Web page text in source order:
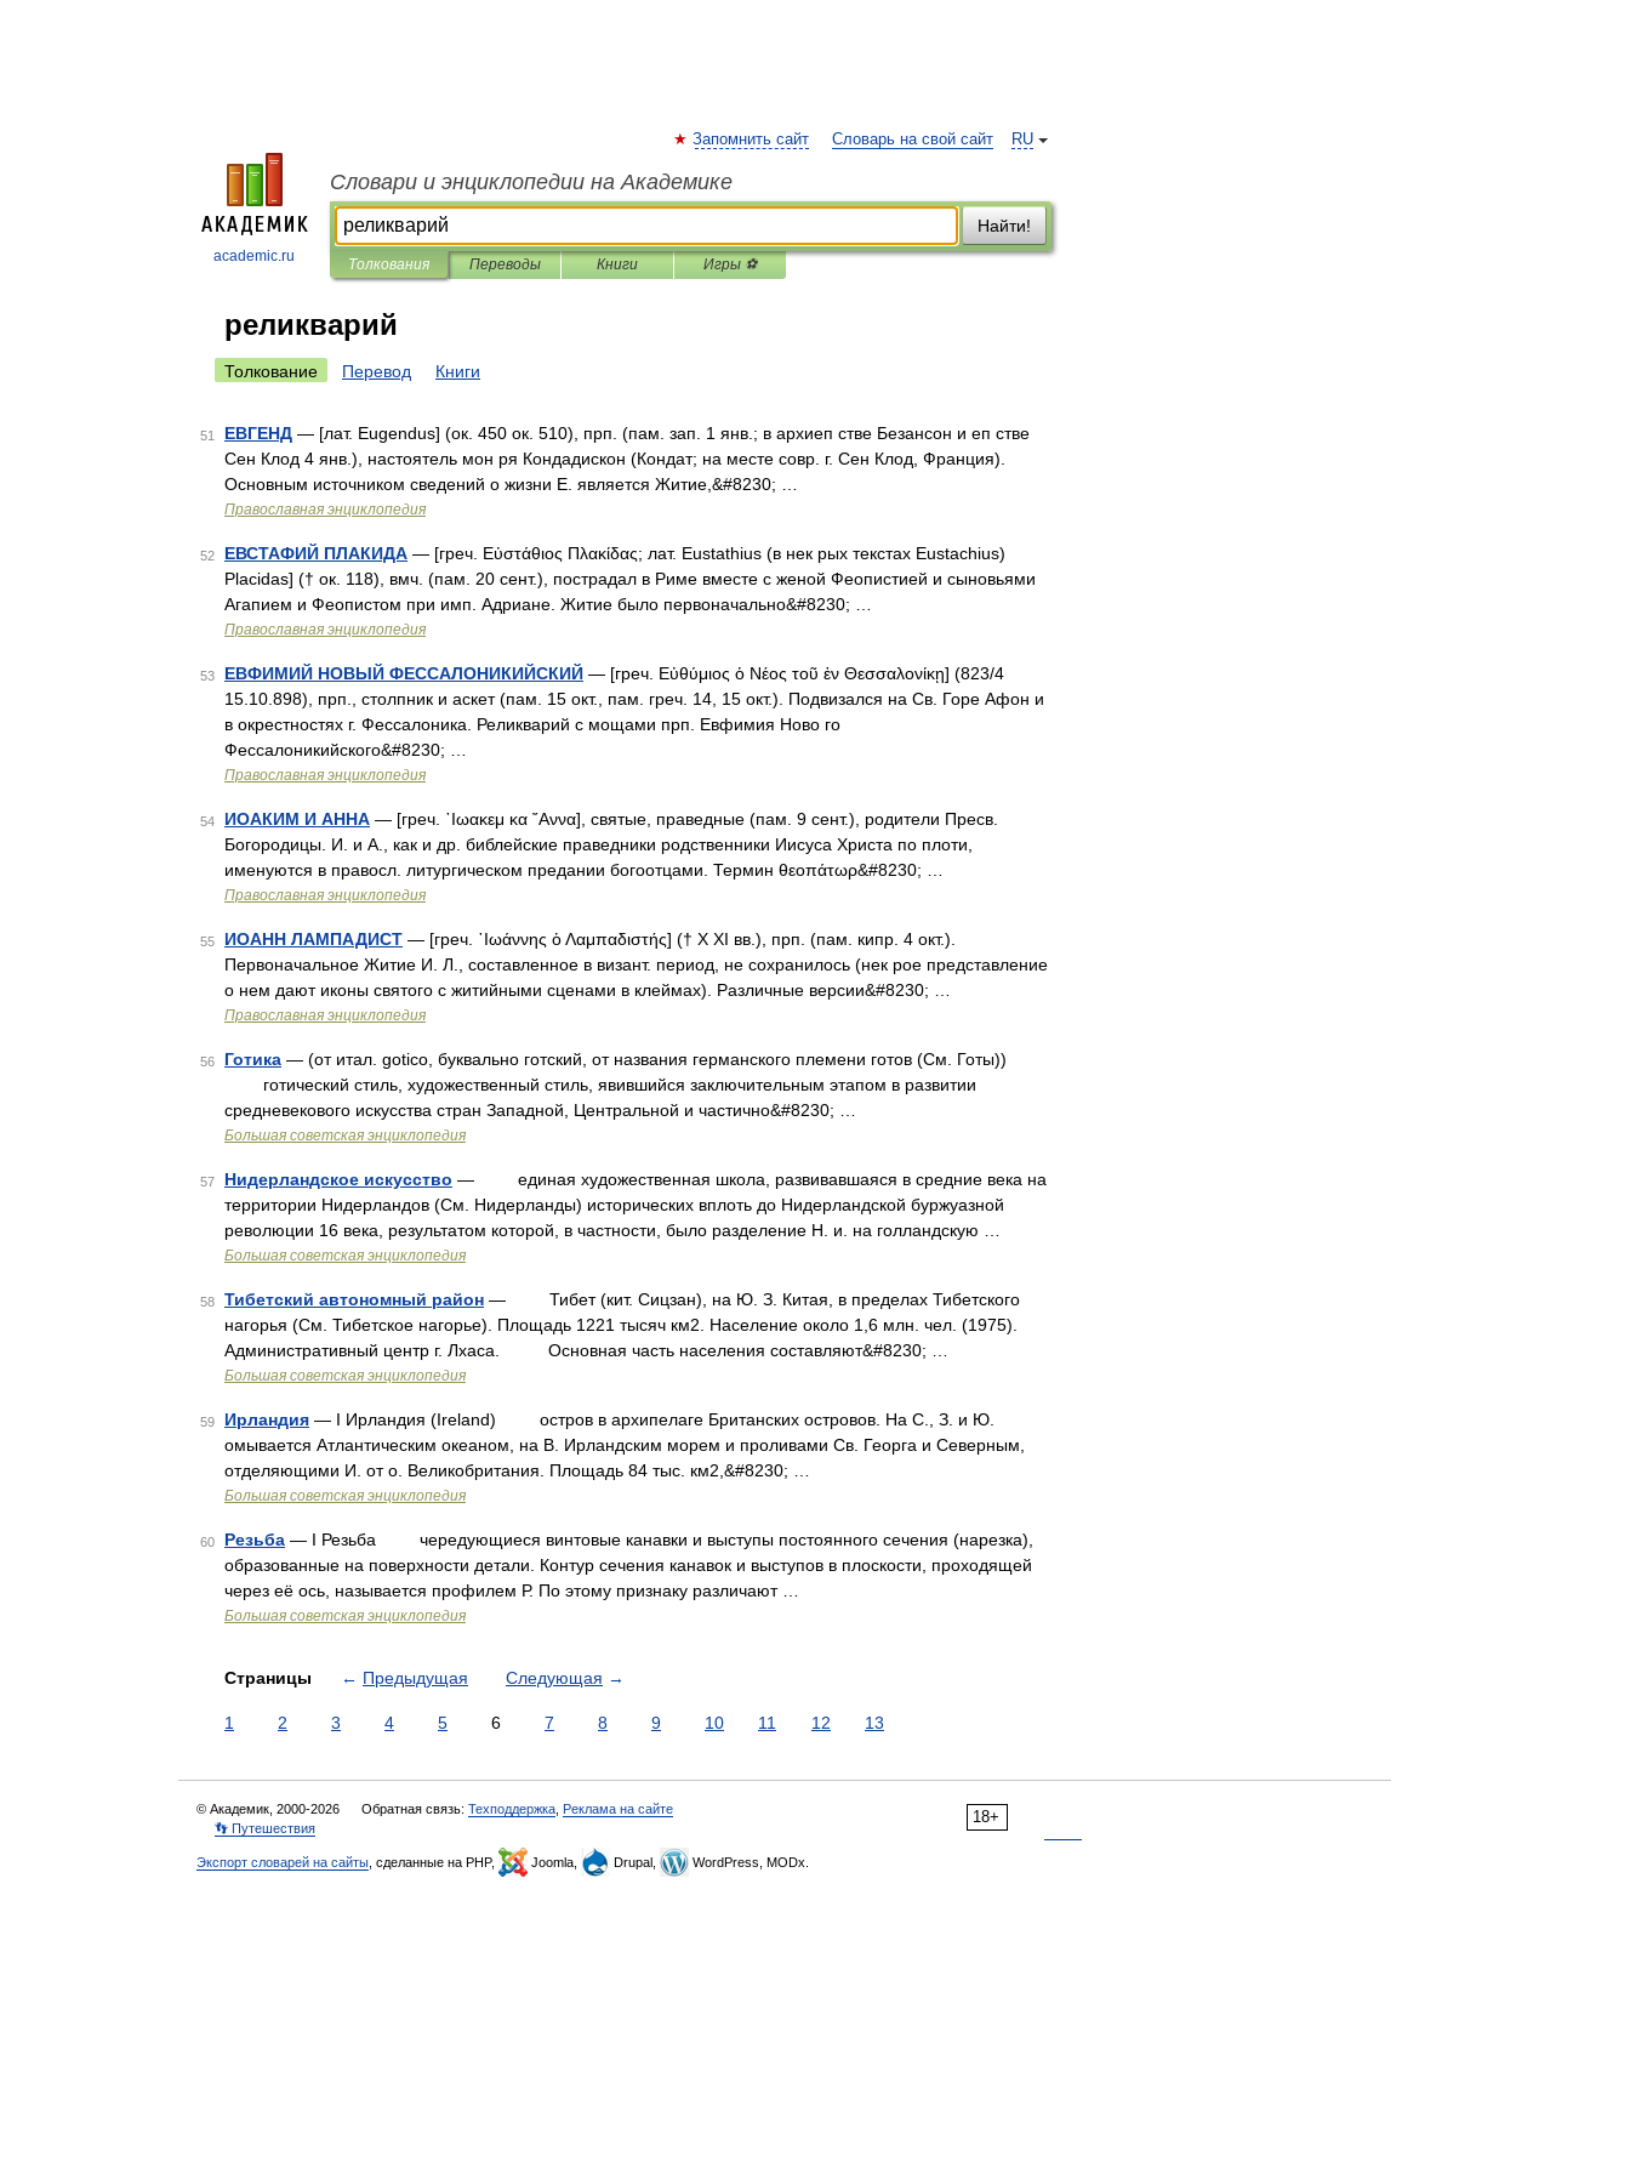
academic.ru
RU
Запомнить сайт Словарь на свой сайт
Словари и энциклопедии на Академике
Найти!
Толкования Переводы Книги Игры ⚽
реликварий
Толкование Перевод Книги
51 ЕВГЕНД — [лат. Eugendus] (ок. 450 ок. 510), прп. (пам. зап. 1 янв.; в архиеп стве Безансон и еп стве
Сен Клод 4 янв.), настоятель мон ря Кондадискон (Кондат; на месте совр. г. Сен Клод, Франция).
Основным источником сведений о жизни Е. является Житие,&#8230; …
Православная энциклопедия
52 ЕВСТАФИЙ ПЛАКИДА — [греч. Εὐστάθιος Πλακίδας; лат. Еustathius (в нек рых текстах Eustachius)
Placidas] († ок. 118), вмч. (пам. 20 сент.), пострадал в Риме вместе с женой Феопистией и сыновьями
Агапием и Феопистом при имп. Адриане. Житие было первоначально&#8230; …
Православная энциклопедия
53 ЕВФИМИЙ НОВЫЙ ФЕССАЛОНИКИЙСКИЙ — [греч. Εὐθύμιος ὁ Νέος τοῦ ἐν Θεσσαλονίκῃ] (823/4
15.10.898), прп., столпник и аскет (пам. 15 окт., пам. греч. 14, 15 окт.). Подвизался на Св. Горе Афон и
в окрестностях г. Фессалоника. Реликварий с мощами прп. Евфимия Ново го
Фессалоникийского&#8230; …
Православная энциклопедия
54 ИОАКИМ И АННА — [греч. ᾿Ιωακεμ κα ῎Αννα], святые, праведные (пам. 9 сент.), родители Пресв.
Богородицы. И. и А., как и др. библейские праведники родственники Иисуса Христа по плоти,
именуются в правосл. литургическом предании богоотцами. Термин θεοπάτωρ&#8230; …
Православная энциклопедия
55 ИОАНН ЛАМПАДИСТ — [греч. ᾿Ιωάννης ὁ Λαμπαδιστής] († X XI вв.), прп. (пам. кипр. 4 окт.).
Первоначальное Житие И. Л., составленное в визант. период, не сохранилось (нек рое представление
о нем дают иконы святого с житийными сценами в клеймах). Различные версии&#8230; …
Православная энциклопедия
56 Готика — (от итал. gotico, буквально готский, от названия германского племени готов (См. Готы))
готический стиль, художественный стиль, явившийся заключительным этапом в развитии
средневекового искусства стран Западной, Центральной и частично&#8230; …
Большая советская энциклопедия
57 Нидерландское искусство — единая художественная школа, развивавшаяся в средние века на
территории Нидерландов (См. Нидерланды) исторических вплоть до Нидерландской буржуазной
революции 16 века, результатом которой, в частности, было разделение Н. и. на голландскую …
Большая советская энциклопедия
58 Тибетский автономный район — Тибет (кит. Сицзан), на Ю. З. Китая, в пределах Тибетского
нагорья (См. Тибетское нагорье). Площадь 1221 тысяч км2. Население около 1,6 млн. чел. (1975).
Административный центр г. Лхаса. Основная часть населения составляют&#8230; …
Большая советская энциклопедия
59 Ирландия — I Ирландия (Ireland) остров в архипелаге Британских островов. На С., З. и Ю.
омывается Атлантическим океаном, на В. Ирландским морем и проливами Св. Георга и Северным,
отделяющими И. от о. Великобритания. Площадь 84 тыс. км2,&#8230; …
Большая советская энциклопедия
60 Резьба — I Резьба чередующиеся винтовые канавки и выступы постоянного сечения (нарезка),
образованные на поверхности детали. Контур сечения канавок и выступов в плоскости, проходящей
через её ось, называется профилем Р. По этому признаку различают …
Большая советская энциклопедия
Страницы ← Предыдущая Следующая →
1 2 3 4 5 6 7 8 9 10 11 12 13
18+
© Академик, 2000-2026 Обратная связь: Техподдержка Реклама на сайте
👣 Путешествия
Экспорт словарей на сайты , сделанные на PHP, Joomla, Drupal, WordPress, MODx.